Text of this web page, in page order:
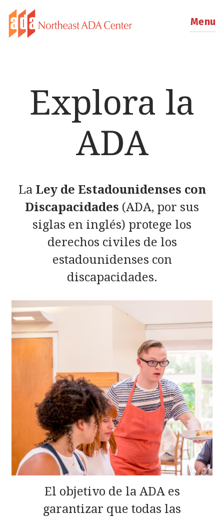
Menu
Explora la
ADA
La Ley de Estadounidenses con
Discapacidades (ADA, por sus
siglas en inglés) protege los
derechos civiles de los
estadounidenses con
discapacidades.
El objetivo de la ADA es
garantizar que todas las